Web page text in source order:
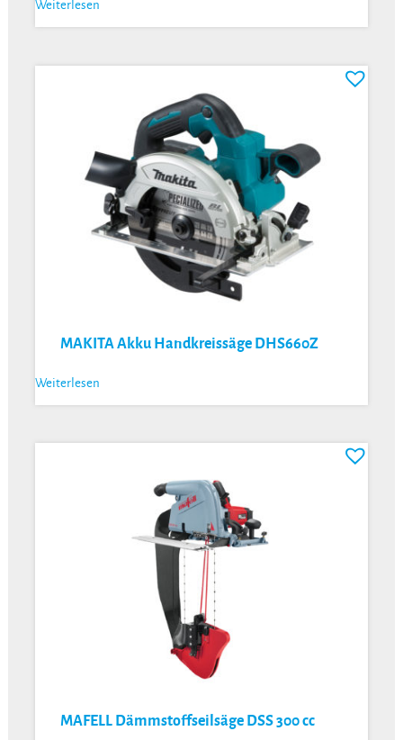
Weiterlesen
MAKITA Akku Handkreissäge DHS660Z
Weiterlesen
MAFELL Dämmstoffseilsäge DSS 300 cc